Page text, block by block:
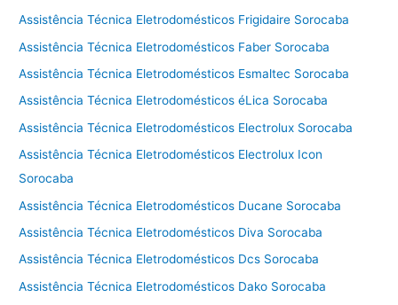
Assistência Técnica Eletrodomésticos Frigidaire Sorocaba
Assistência Técnica Eletrodomésticos Faber Sorocaba
Assistência Técnica Eletrodomésticos Esmaltec Sorocaba
Assistência Técnica Eletrodomésticos éLica Sorocaba
Assistência Técnica Eletrodomésticos Electrolux Sorocaba
Assistência Técnica Eletrodomésticos Electrolux Icon
Sorocaba
Assistência Técnica Eletrodomésticos Ducane Sorocaba
Assistência Técnica Eletrodomésticos Diva Sorocaba
Assistência Técnica Eletrodomésticos Dcs Sorocaba
Assistência Técnica Eletrodomésticos Dako Sorocaba